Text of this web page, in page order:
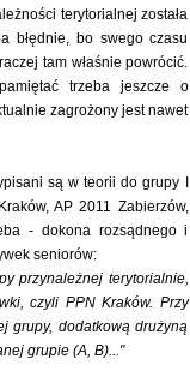
terytorialnej została
błędnie, bo swego czasu
tam właśnie powrócić.
trzeba jeszcze o
zagrożony jest nawet
są w teorii do grupy I
AP 2011 Zabierzów,
- dokona rozsądnego i
seniorów:
przynależnej terytorialnie,
czyli PPN Kraków. Przy
grupy, dodatkową drużyną
grupie (A, B)..."